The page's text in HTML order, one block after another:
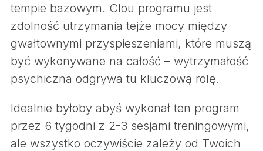
tempie bazowym. Clou programu jest
zdolność utrzymania tejże mocy między
gwałtownymi przyspieszeniami, które muszą
być wykonywane na całość – wytrzymałość
psychiczna odgrywa tu kluczową rolę.
Idealnie byłoby abyś wykonał ten program
przez 6 tygodni z 2-3 sesjami treningowymi,
ale wszystko oczywiście zależy od Twoich